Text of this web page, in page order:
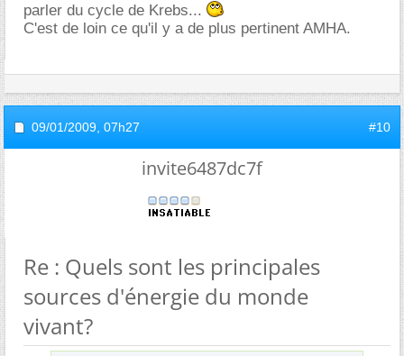
parler du cycle de Krebs...
C'est de loin ce qu'il y a de plus pertinent AMHA.
09/01/2009, 07h27 #10
invite6487dc7f
Re : Quels sont les principales
sources d'énergie du monde
vivant?